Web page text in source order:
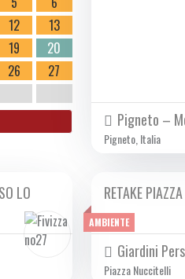
12
13
19
20
26
27
Pigneto –
Pigneto, Italia
LO
AMBIENTE
DOM 20/10
RETAKE
Giardini
Piazza Nuccitelli